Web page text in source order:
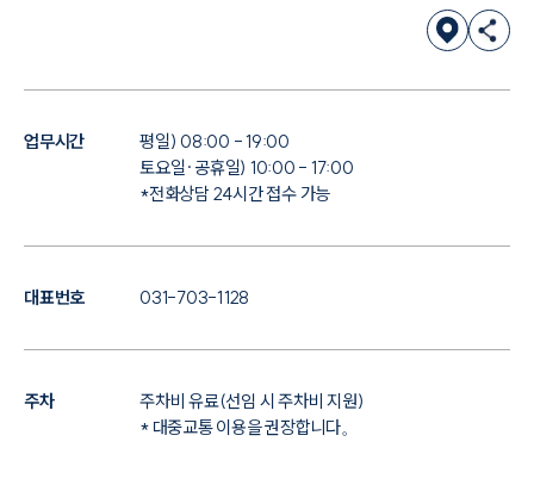
업무시간
평일) 08:00 - 19:00
토요일·공휴일) 10:00 - 17:00
*전화상담 24시간 접수 가능
대표번호 031-703-1128
주차
주차비 유료(선임 시 주차비 지원)
* 대중교통 이용을 권장합니다。